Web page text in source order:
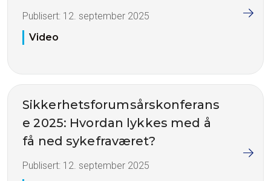
Publisert: 12. september 2025
Video
Sikkerhetsforumsårskonferans
e 2025: Hvordan lykkes med å
få ned sykefraværet?
Publisert: 12. september 2025